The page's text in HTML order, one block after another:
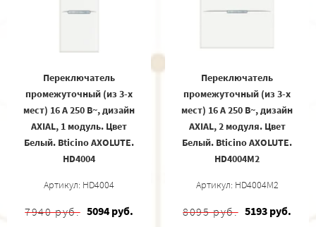
Переключатель
промежуточный (из 3-х
мест) 16 А 250 В~, дизайн
AXIAL, 1 модуль. Цвет
Белый. Bticino AXOLUTE.
HD4004
Артикул: HD4004
7940 руб. 5094 руб.
Переключатель
промежуточный (из 3-х
мест) 16 А 250 В~, дизайн
AXIAL, 2 модуля. Цвет
Белый. Bticino AXOLUTE.
HD4004M2
Артикул: HD4004M2
8095 руб. 5193 руб.